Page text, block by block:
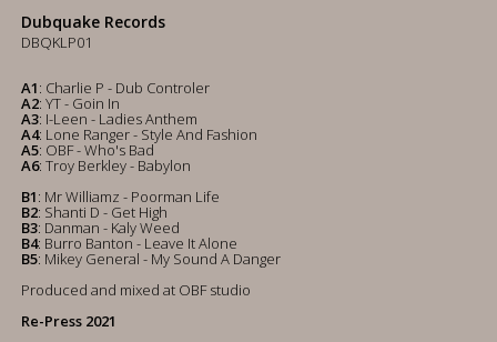
Dubquake Records
DBQKLP01
A1: Charlie P - Dub Controler
A2: YT - Goin In
A3: I-Leen - Ladies Anthem
A4: Lone Ranger - Style And Fashion
A5: OBF - Who's Bad
A6: Troy Berkley - Babylon
B1: Mr Williamz - Poorman Life
B2: Shanti D - Get High
B3: Danman - Kaly Weed
B4: Burro Banton - Leave It Alone
B5: Mikey General - My Sound A Danger
Produced and mixed at OBF studio
Re-Press 2021